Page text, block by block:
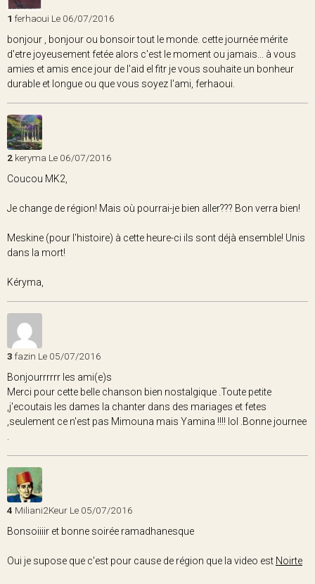
1 ferhaoui Le 06/07/2016
bonjour , bonjour ou bonsoir tout le monde. cette journée mérite
d'etre joyeusement fetée alors c'est le moment ou jamais... à vous
amies et amis ence jour de l'aid el fitr je vous souhaite un bonheur
durable et longue ou que vous soyez l'ami, ferhaoui.
2 keryma Le 06/07/2016
Coucou MK2,
Je change de région! Mais où pourrai-je bien aller??? Bon verra bien!
Meskine (pour l'histoire) à cette heure-ci ils sont déjà ensemble! Unis
dans la mort!
Kéryma,
3 fazin Le 05/07/2016
Bonjourrrrrr les ami(e)s
Merci pour cette belle chanson bien nostalgique .Toute petite
,j'ecoutais les dames la chanter dans des mariages et fetes
,seulement ce n'est pas Mimouna mais Yamina !!!! lol .Bonne journee
4 Miliani2Keur Le 05/07/2016
Bonsoiiiir et bonne soirée ramadhanesque
Oui je supose que c'est pour cause de région que la video est Noirte